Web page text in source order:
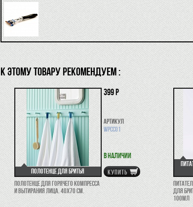
К ЭТОМУ ТОВАРУ РЕКОМЕНДУЕМ :
Полотенце для бритья
Полотенце для горячего компресса
и вытирания лица. 40х70 см.
399 р
Артикул
WPCC01
В наличии
КУПИТЬ
для
100мл